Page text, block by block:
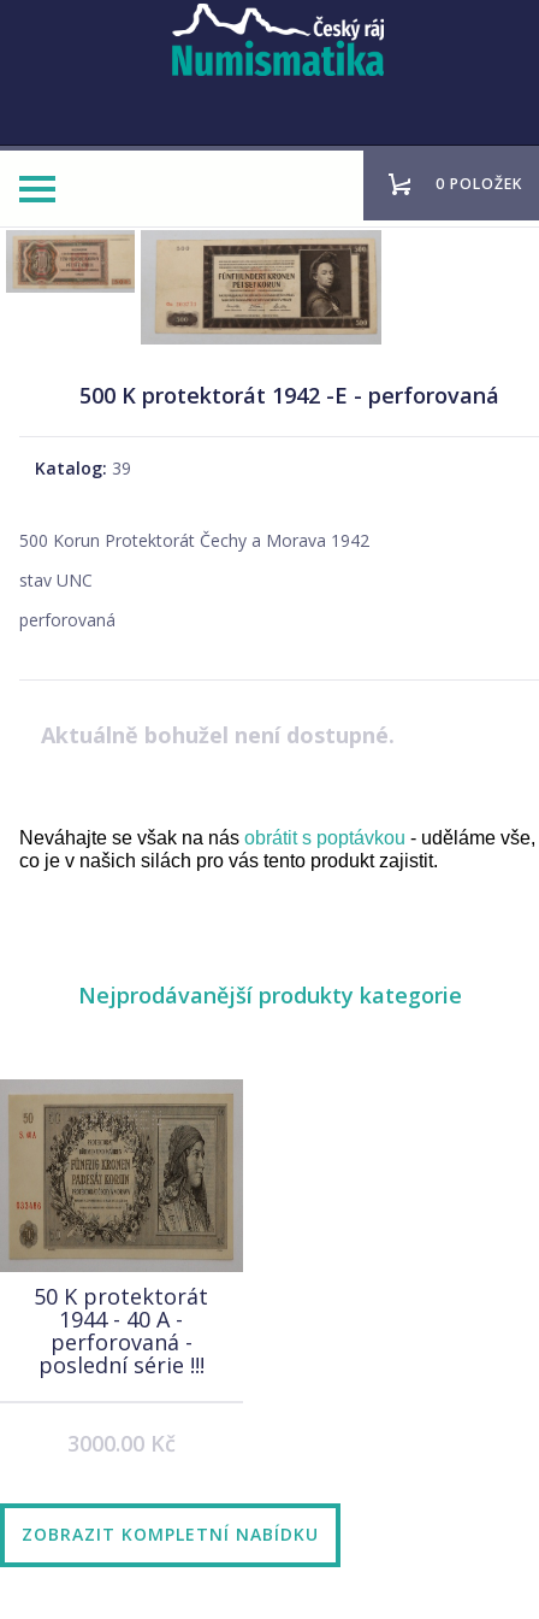
0 POLOŽEK
500 K protektorát 1942 -E - perforovaná
Katalog: 39
500 Korun Protektorát Čechy a Morava 1942
stav UNC
perforovaná
Aktuálně bohužel není dostupné.
Neváhajte se však na nás obrátit s poptávkou - uděláme vše,
co je v našich silách pro vás tento produkt zajistit.
Nejprodávanější produkty kategorie
50 K protektorát
1944 - 40 A -
perforovaná -
poslední série !!!
3000.00 Kč
ZOBRAZIT KOMPLETNÍ NABÍDKU